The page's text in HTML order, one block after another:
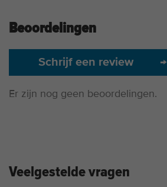
Beoordelingen
Schrijf een review →
Er zijn nog geen beoordelingen.
Veelgestelde vragen